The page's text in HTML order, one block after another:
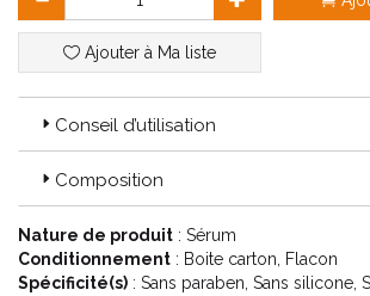
Ajouter à Ma liste
Conseil d’utilisation
Composition
Nature de produit : Sérum
Conditionnement : Boite carton, Flacon
Spécificité(s) : Sans paraben, Sans silicone,